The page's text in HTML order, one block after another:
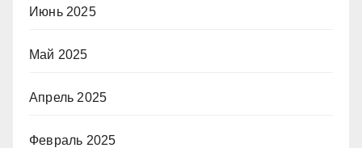
Июнь 2025
Май 2025
Апрель 2025
Февраль 2025